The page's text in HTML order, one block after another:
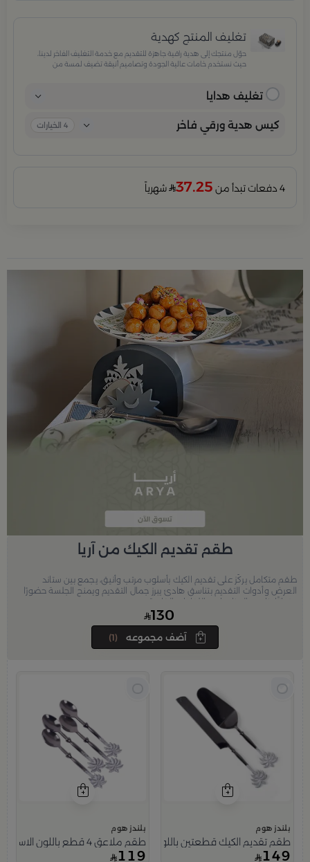
تغليف المنتج كهدية
حوّل منتجك إلى هدية راقية جاهزة للتقديم مع خدمة التغليف الفاخر لدينا،
حيث نستخدم خامات عالية الجودة وتصاميم أنيقة تضيف لمسة من
تغليف هدايا
كيس هدية ورقي فاخر 4 الخيارات
4 دفعات تبدأ من 37.25 شهرياً
طقم تقديم الكيك من آريا
طقم متكامل يركّز على تقديم الكيك بأسلوب مرتب وأنيق، يجمع بين ستاند
العرض وأدوات التقديم بتناسق هادئ يبرز جمال التقديم ويمنح الجلسة حضورًا
متوازنًا يناسب المناسبات واللقاءات الخاصة.
130
(1)
بلندز هوم
طقم تقديم الكيك قطعتين باللون الاسود مع مقابض النخلة من رتيلة
149
بلندز هوم
طقم ملاعق 4 قطع باللون الاسود مع مقابض الزهرة الفضية من رتيلة
119